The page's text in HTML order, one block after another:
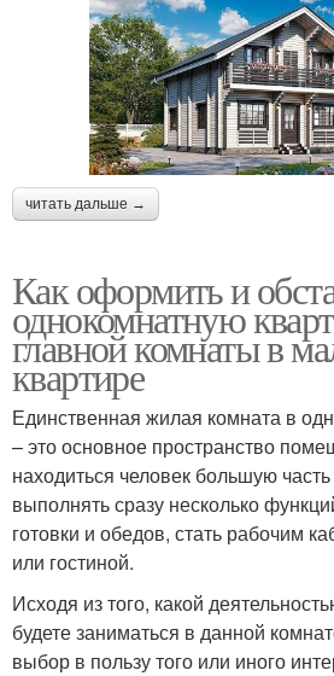
читать дальше →
Как оформить и
однокомнатную
главной комнаты в
квартире
Единственная жилая комната в
– это основное пространство
находиться человек большую
выполнять сразу несколько
готовки и обедов, стать рабочим
или гостиной.
Исходя из того, какой
будете заниматься в данной
выбор в пользу того или иного